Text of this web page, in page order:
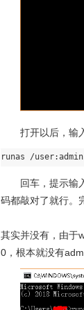
打开以后，输
回车，提示输
码都敲对了就行
其实并没有，由于
0，根本就没有